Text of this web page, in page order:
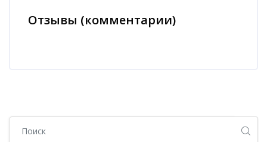
Отзывы (комментарии)
Блоки
Блоки